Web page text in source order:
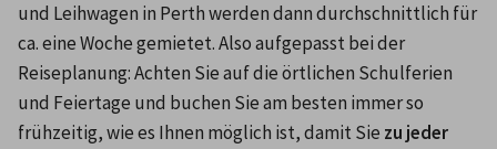
und Leihwagen in Perth werden dann durchschnittlich für
ca. eine Woche gemietet. Also aufgepasst bei der
Reiseplanung: Achten Sie auf die örtlichen Schulferien
und Feiertage und buchen Sie am besten immer so
frühzeitig, wie es Ihnen möglich ist, damit Sie zu jeder